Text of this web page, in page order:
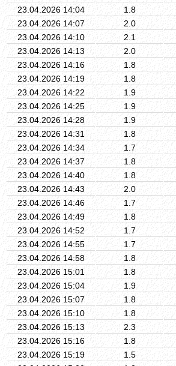
23.04.2026 14:04
1.8
23.04.2026 14:07
2.0
23.04.2026 14:10
2.1
23.04.2026 14:13
2.0
23.04.2026 14:16
1.8
23.04.2026 14:19
1.8
23.04.2026 14:22
1.9
23.04.2026 14:25
1.9
23.04.2026 14:28
1.9
23.04.2026 14:31
1.8
23.04.2026 14:34
1.7
23.04.2026 14:37
1.8
23.04.2026 14:40
1.8
23.04.2026 14:43
2.0
23.04.2026 14:46
1.7
23.04.2026 14:49
1.8
23.04.2026 14:52
1.7
23.04.2026 14:55
1.7
23.04.2026 14:58
1.8
23.04.2026 15:01
1.8
23.04.2026 15:04
1.9
23.04.2026 15:07
1.8
23.04.2026 15:10
1.8
23.04.2026 15:13
2.3
23.04.2026 15:16
1.8
23.04.2026 15:19
1.5